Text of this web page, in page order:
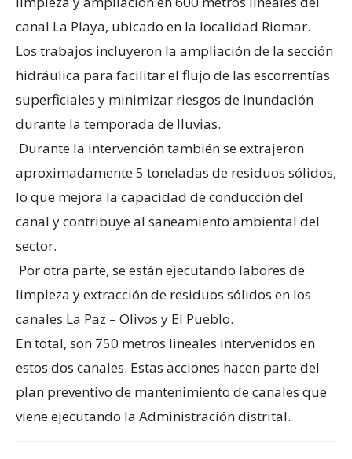
canal La Playa, ubicado en la localidad Riomar.
Los trabajos incluyeron la ampliación de la sección
hidráulica para facilitar el flujo de las escorrentías
superficiales y minimizar riesgos de inundación
durante la temporada de lluvias.
Durante la intervención también se extrajeron
aproximadamente 5 toneladas de residuos sólidos,
lo que mejora la capacidad de conducción del
canal y contribuye al saneamiento ambiental del
sector.
Por otra parte, se están ejecutando labores de
limpieza y extracción de residuos sólidos en los
canales La Paz – Olivos y El Pueblo.
En total, son 750 metros lineales intervenidos en
estos dos canales. Estas acciones hacen parte del
plan preventivo de mantenimiento de canales que
viene ejecutando la Administración distrital.